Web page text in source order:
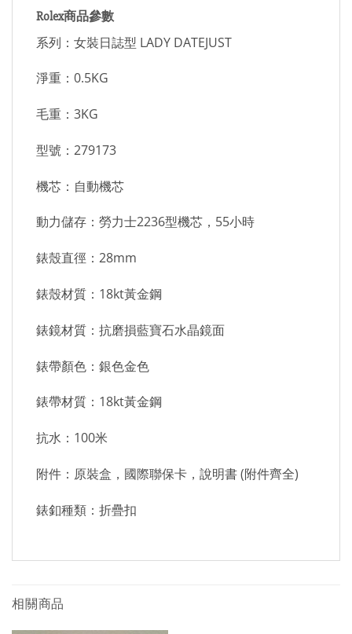
Rolex商品參數
系列：女裝日誌型 LADY DATEJUST
淨重：0.5KG
毛重：3KG
型號：279173
機芯：自動機芯
動力儲存：勞力士2236型機芯，55小時
錶殼直徑：28mm
錶殼材質：18kt黃金鋼
錶鏡材質：抗磨損藍寶石水晶鏡面
錶帶顏色：銀色金色
錶帶材質：18kt黃金鋼
抗水：100米
附件：原裝盒，國際聯保卡，說明書 (附件齊全)
錶釦種類：折疊扣
相關商品